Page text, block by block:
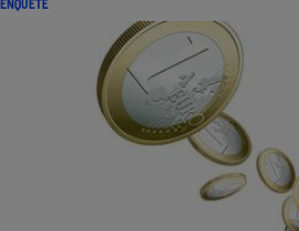
ENQUÊTE